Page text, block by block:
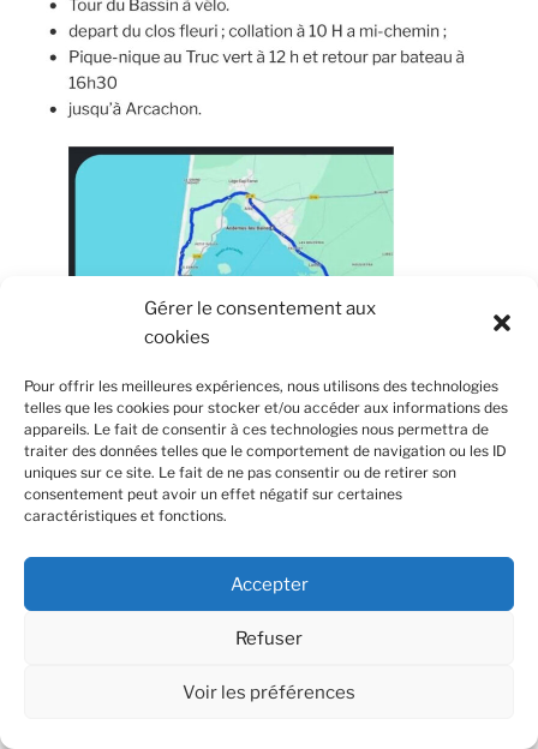
Gérer le consentement aux
cookies
Pour offrir les meilleures expériences, nous utilisons des technologies
telles que les cookies pour stocker et/ou accéder aux informations des
appareils. Le fait de consentir à ces technologies nous permettra de
traiter des données telles que le comportement de navigation ou les ID
uniques sur ce site. Le fait de ne pas consentir ou de retirer son
consentement peut avoir un effet négatif sur certaines
caractéristiques et fonctions.
Accepter
Refuser
Voir les préférences
ANNULEE EN RAISON DE LA CANICULE !